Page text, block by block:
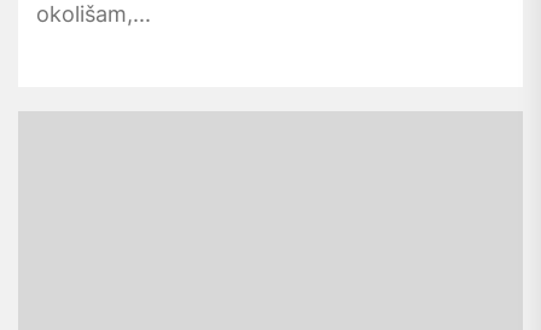
okolišam,...